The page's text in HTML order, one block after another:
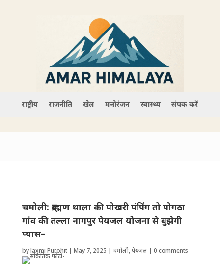
राष्ट्रीय राजनीति खेल मनोरंजन स्वास्थ्य संपर्क करें
चमोली: ब्राह्मण थाला की पोखरी पंपिंग तो पोगठा
गांव की तल्ला नागपुर पेयजल योजना से बुझेगी
प्यास–
bylaxmi Purohit| May 7, 2025 | चमोली,पेयजल| 0 comments